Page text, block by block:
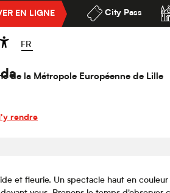
EN LIGNE City Pass
de la Métropole Européenne de Lille
FR
Balade naturaliste : concours d’illusion
d’illusion chez les
rendre
et fleurie. Un spectacle haut en